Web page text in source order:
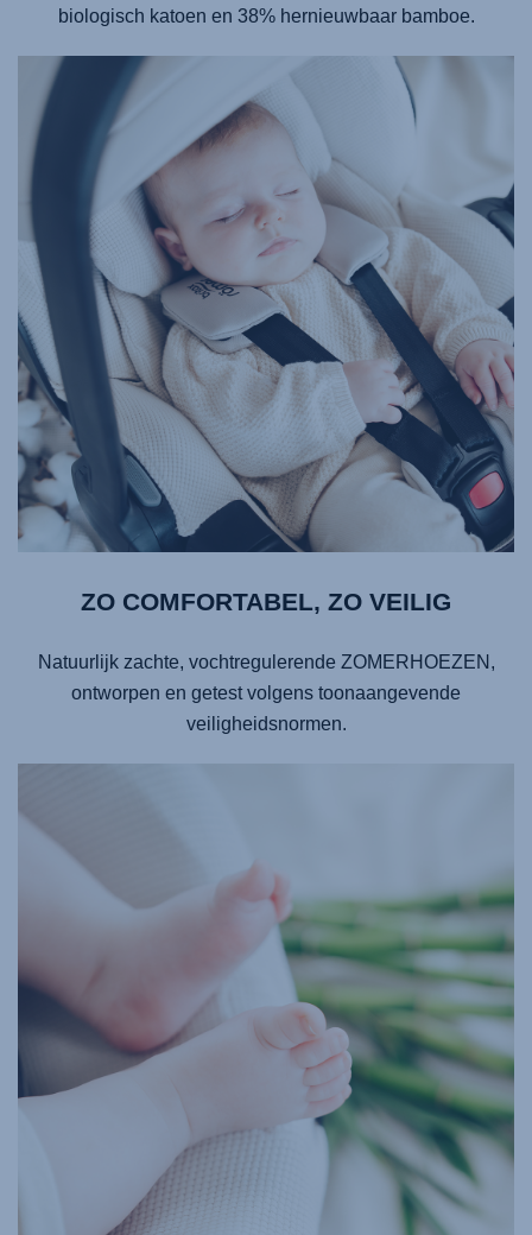
biologisch katoen en 38% hernieuwbaar bamboe.
ZO COMFORTABEL, ZO VEILIG
Natuurlijk zachte, vochtregulerende ZOMERHOEZEN,
ontworpen en getest volgens toonaangevende
veiligheidsnormen.